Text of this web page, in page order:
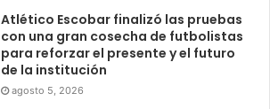
Atlético Escobar finalizó las pruebas
con una gran cosecha de futbolistas
para reforzar el presente y el futuro
de la institución
agosto 5, 2026